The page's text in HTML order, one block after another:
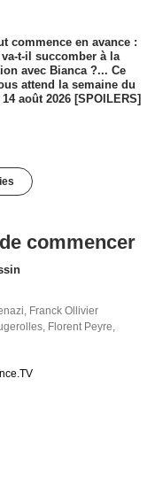
commence en avance :
t-il succomber à la
avec Bianca ?... Ce
attend la semaine du
août 2026 [SPOILERS]
commencer
, Franck Ollivier
, Florent Peyre,